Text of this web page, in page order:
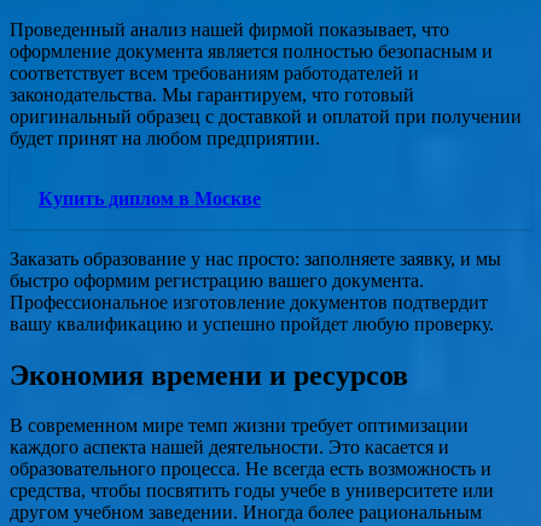
Проведенный анализ нашей фирмой показывает, что
оформление документа является полностью безопасным и
соответствует всем требованиям работодателей и
законодательства. Мы гарантируем, что готовый
оригинальный образец с доставкой и оплатой при получении
будет принят на любом предприятии.
Купить диплом в Москве
Заказать образование у нас просто: заполняете заявку, и мы
быстро оформим регистрацию вашего документа.
Профессиональное изготовление документов подтвердит
вашу квалификацию и успешно пройдет любую проверку.
Экономия времени и ресурсов
В современном мире темп жизни требует оптимизации
каждого аспекта нашей деятельности. Это касается и
образовательного процесса. Не всегда есть возможность и
средства, чтобы посвятить годы учебе в университете или
другом учебном заведении. Иногда более рациональным